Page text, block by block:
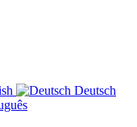
Deutsch